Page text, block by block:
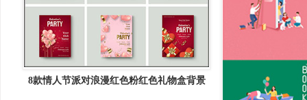
8款情人节派对浪漫红色粉红色礼物盒背景